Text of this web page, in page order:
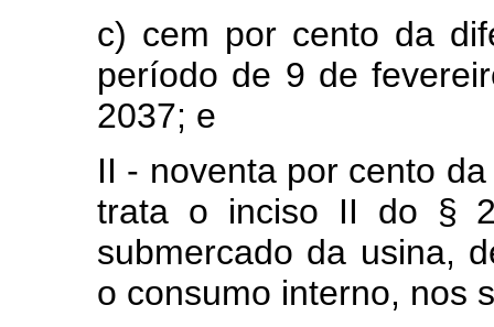
c) cem por cento da
período de 9 de
2037; e
II - noventa por cento
trata o inciso II do §
submercado da usina,
o consumo interno, nos